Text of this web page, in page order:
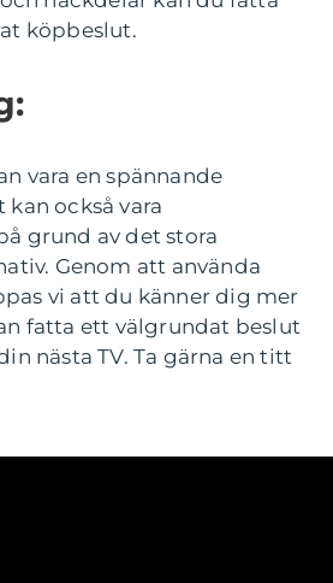
köpbeslut.
vara en spännande
kan också vara
grund av det stora
Genom att använda
vi att du känner dig mer
fatta ett välgrundat beslut
nästa TV. Ta gärna en titt